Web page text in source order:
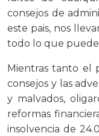
consejos de
este pais, nos
todo lo que
Mientras tanto el
consejos y las
y malvados,
reformas
insolvencia de